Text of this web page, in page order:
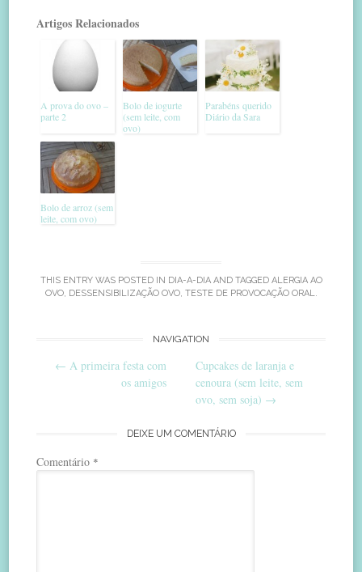
Artigos Relacionados
A prova do ovo –
parte 2
Bolo de iogurte
(sem leite, com
ovo)
Parabéns querido
Diário da Sara
Bolo de arroz (sem
leite, com ovo)
THIS ENTRY WAS POSTED IN DIA-A-DIAAND TAGGED ALERGIA AO
OVO, DESSENSIBILIZAÇÃO OVO, TESTE DE PROVOCAÇÃO ORAL.
navigation
NAVIGATION
← A primeira festa com
os amigos
Cupcakes de laranja e
cenoura (sem leite, sem
ovo, sem soja) →
DEIXE UM COMENTÁRIO
Comentário *